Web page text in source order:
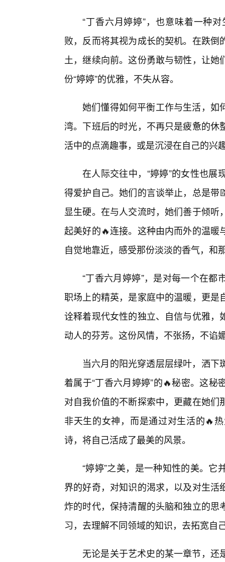
“丁香六月婷婷”，也意味着一种
败，反而将其视为成长的契机。在跌
土，继续向前。这份勇敢与韧性，让
份“婷婷”的优雅，不失从容。
她们懂得如何平衡工作与生活，如
湾。下班后的时光，不再只是疲惫的
活中的点滴趣事，或是沉浸在自己的兴
在人际交往中，“婷婷”的女性也
得爱护自己。她们的言谈举止，总是
显生硬。在与人交流时，她们善于倾
起美好的🔥连接。这种由内而外的温
自觉地靠近，感受那份淡淡的香气，和
“丁香六月婷婷”，是对每一个在
职场上的精英，是家庭中的温暖，更
诠释着现代女性的独立、自信与优雅
动人的芬芳。这份风情，不张扬，不谄
当六月的阳光穿透层层绿叶，洒
着属于“丁香六月婷婷”的🔥秘密。这
对自我价值的不断探索中，更藏在她
非天生的女神，而是通过对生活的🔥
诗，将自己活成了最美的风景。
“婷婷”之美，是一种知性的美。
界的好奇，对知识的渴求，以及对生
炸的时代，保持清醒的头脑和独立的
习，去理解不同领域的知识，去拓宽自
无论是关于艺术史的某一章节，